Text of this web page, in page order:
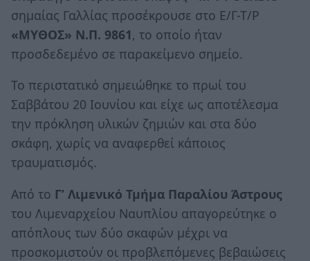
σημαίας Γαλλίας προσέκρουσε στο Ε/Γ-Τ/Ρ
«ΜΥΘΟΣ» Ν.Π. 9861, το οποίο ήταν
προσδεδεμένο σε παρακείμενο σημείο.
Το περιστατικό σημειώθηκε το πρωί του
Σαββάτου 20 Ιουνίου και είχε ως αποτέλεσμα
την πρόκληση υλικών ζημιών και στα δύο
σκάφη, χωρίς να αναφερθεί κάποιος
τραυματισμός.
Από το Γ’ Λιμενικό Τμήμα Παραλίου Άστρους
του Λιμεναρχείου Ναυπλίου απαγορεύτηκε ο
απόπλους των δύο σκαφών μέχρι να
προσκομιστούν οι προβλεπόμενες βεβαιώσεις